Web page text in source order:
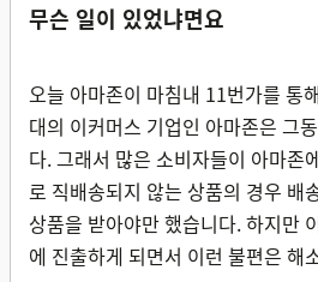
무슨 일이 있었냐면요
오늘 아마존이 마침내 11번가를 통
대의 이커머스 기업인 아마존은 그
다. 그래서 많은 소비자들이 아마존
로 직배송되지 않는 상품의 경우 배
상품을 받아야만 했습니다. 하지만
에 진출하게 되면서 이런 불편은 해